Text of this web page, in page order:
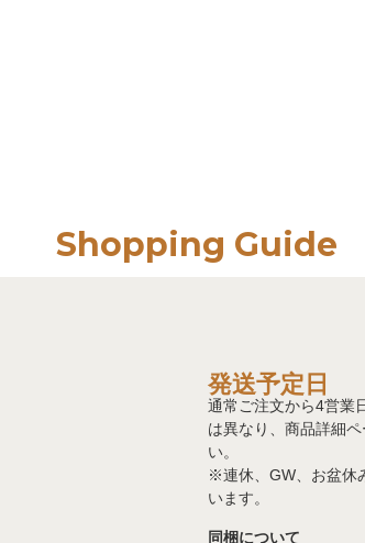
Shopping Guide
発送予定日
通常ご注文から4営業
は異なり、商品詳細
い。
※連休、GW、お盆休
います。
同梱について